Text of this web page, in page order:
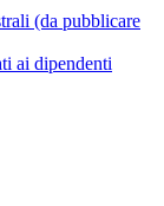
(da pubblicare
ai dipendenti